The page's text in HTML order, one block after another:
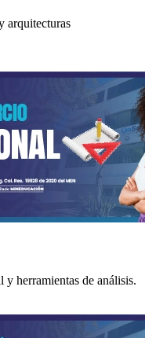
arquitecturas
herramientas de análisis.